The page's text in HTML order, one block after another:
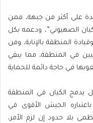
على أكثر من جبهة، فمن
الصهيوني”، ودعمه بكل
المنطقة بالإنابة، ومن
في المنطقة، مما يبقي
يدمج الكيان في المنطقة
الجيش الأقوى في
بلا حدود إن لزم الأمر،